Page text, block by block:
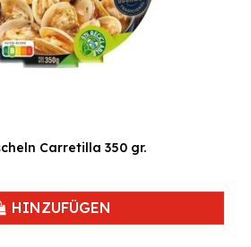
Carretilla 350 gr.
HINZUFÜGEN